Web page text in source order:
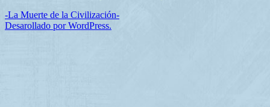
-La Muerte de la Civilización-
Desarollado por WordPress.